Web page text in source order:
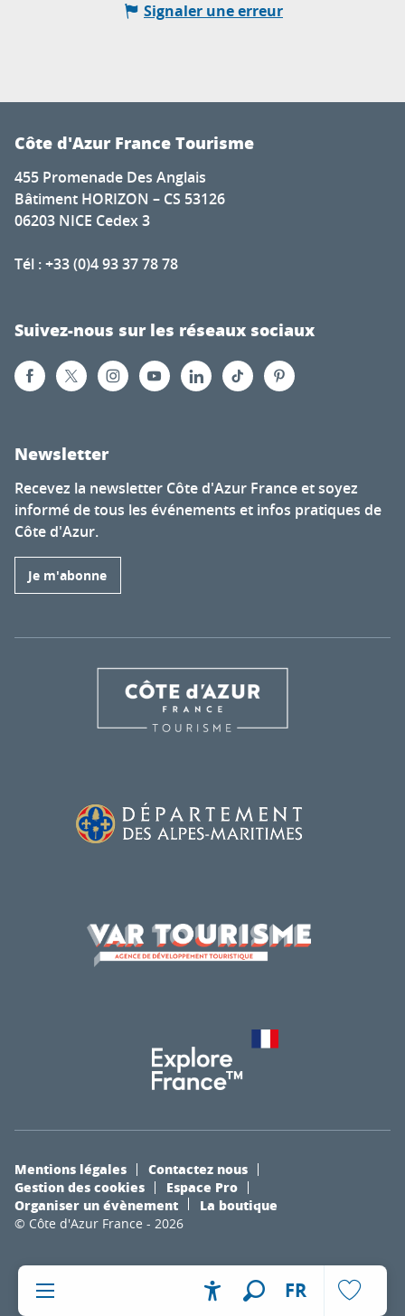
FR
Signaler une erreur
Côte d'Azur France Tourisme
455 Promenade Des Anglais
Bâtiment HORIZON – CS 53126
06203 NICE Cedex 3
Tél : +33 (0)4 93 37 78 78
Suivez-nous sur les réseaux sociaux
Newsletter
Recevez la newsletter Côte d'Azur France et soyez
informé de tous les événements et infos pratiques de
Côte d'Azur.
Je m'abonne
© Côte d'Azur France - 2026
Mentions légales
Contactez nous
Gestion des cookies
Espace Pro
Organiser un évènement
La boutique